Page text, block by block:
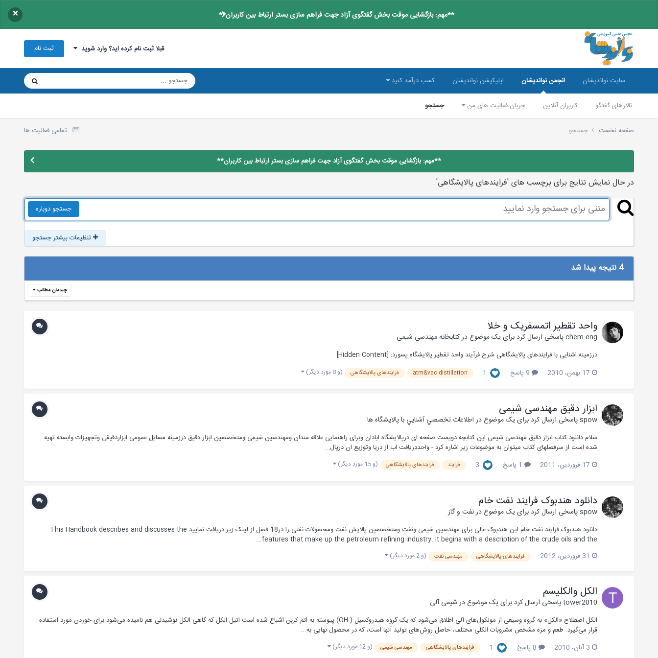
**مهم: بازگشایی موقت بخش گفتگوی آزاد جهت فراهم سازی بستر ارتباط بین کاربران** ×
قبلا ثبت نام کرده اید؟ وارد شوید ثبت نام
سایت نواندیشان انجمن نواندیشان
تالارهای گفتگو کاربران آنلاین جریان فعالیت های من جستجو
اپلیکیشن نواندیشان کسب درآمد کنید
تمامی فعالیت ها صفحه نخست جستجو
**مهم: بازگشایی موقت بخش گفتگوی آزاد جهت فراهم سازی بستر ارتباط بین کاربران**
در حال نمایش نتایج برای برچسب های 'فرایندهای پالایشگاهی'.
جستجو دوباره
تنظیمات بیشتر جستجو
4 نتیجه پیدا شد
چیدمان مطالب
واحد تقطیر اتمسفریک و خلا
chem.engپاسخی ارسال کرد برای یک موضوع درکتابخانه مهندسی شیمی
درزمینه اشنایی با فرایندهای پالایشگاهی شرح فرآیند واحد تقطیر پالایشگاه پسورد: [Hidden Content]
17 بهمن، 2010
9 پاسخ 1
atm&vac distillation فرایندهای پالایشگاهی (و 8 مورد دیگر)
ابزار دقیق مهندسی شیمی
spowپاسخی ارسال کرد برای یک موضوع دراطلاعات تخصصي آشنايي با پالايشگاه ها
سلام دانلود کتاب ابزار دقیق مهندسی شیمی این کتابچه دویست صفحه ای درپالایشگاه ابادان وبرای راهنمایی علاقه مندان ومهندسین شیمی ومتخصصین ابزار دقیق درزمینه مسایل عمومی ابزاردقیقی وتجهیزات وابسته تهیه
شده است از سرفصلهای کتاب میتوان به موضوعات زیر اشاره کرد - واحددریافت اب از دریا وتوزیع ان درپال...
17 فروردین، 2011
1 پاسخ 3 فرایند فرایندهای پالایشگاهی (و 15 مورد دیگر)
دانلود هندبوک فرایند نفت خام
spowپاسخی ارسال کرد برای یک موضوع درنفت و گاز
دانلود هندبوک فرایند نفت خام این هندبوک عالی برای مهندسین شیمی ونفت ومتخصصین پالایش نفت ومحصولات نفتی را در18 فصل از لینک زیر دریافت نمایید This Handbook describes and discusses the
features that make up the petroleum refining industry. It begins with a description of the crude oils and the...
31 فروردین، 2012
فرایندهای پالایشگاهی مهندسی نفت (و 2 مورد دیگر)
الکل والکلیسم
tower2010پاسخی ارسال کرد برای یک موضوع درشیمی آلی
الکل اصطلاح «الکل» به گروه وسیعی از مولکول‌های آلی اطلاق می‌شود که یک گروه هیدروکسیل (-OH) پیوسته به اتم کربن اشباع شده است اتیل الکل که گاهی الکل نوشیدنی هم نامیده می‌شود برای خوردن مورد استفاده
قرار می‌گیرد. طعم و مزه مشخص مشروبات الکلی مختلف،‌ حاصل روش‌های تولید آنها است، که در محصول نهایی به...
3 آبان، 2010
8 پاسخ 1 فرایندهای پالایشگاهی مهندسی شیمی (و 12 مورد دیگر)